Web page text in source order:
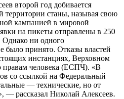
второй год добивается
территории станы, называя свою
кампанией в мировой
на пикеты отправлены в 250
Однако ни одного
было принято. Отказы властей
инстанциях, Верховном
правам человека (ЕСПЧ). «В
со ссылкой на Федеральный
— технические, но от
— рассказал Николай Алексеев.